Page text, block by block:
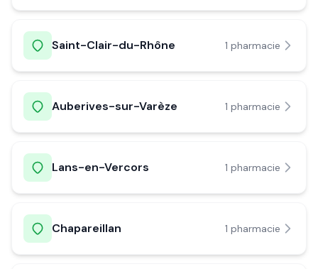
Saint-Clair-du-Rhône 1 pharmacie
Auberives-sur-Varèze 1 pharmacie
Lans-en-Vercors 1 pharmacie
Chapareillan 1 pharmacie